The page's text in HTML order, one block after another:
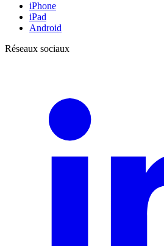
iPhone
iPad
Android
Réseaux sociaux